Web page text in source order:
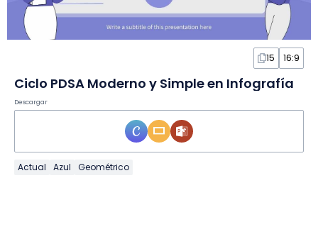
15 16:9
Ciclo PDSA Moderno y Simple en Infografía
Descargar
Actual Azul Geométrico